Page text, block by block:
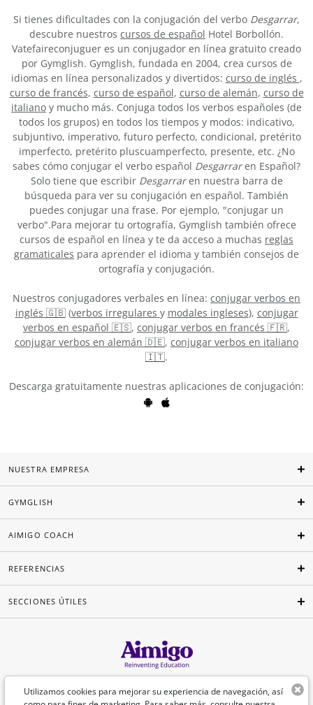
Si tienes dificultades con la conjugación del verbo Desgarrar,
descubre nuestros cursos de español Hotel Borbollón.
Vatefaireconjuguer es un conjugador en línea gratuito creado
por Gymglish. Gymglish, fundada en 2004, crea cursos de
idiomas en línea personalizados y divertidos: curso de inglés ,
curso de francés, curso de español, curso de alemán, curso de
italiano y mucho más. Conjuga todos los verbos españoles (de
todos los grupos) en todos los tiempos y modos: indicativo,
subjuntivo, imperativo, futuro perfecto, condicional, pretérito
imperfecto, pretérito pluscuamperfecto, presente, etc. ¿No
sabes cómo conjugar el verbo español Desgarraren Español?
Solo tiene que escribir Desgarraren nuestra barra de
búsqueda para ver su conjugación en español. También
puedes conjugar una frase. Por ejemplo, "conjugar un
verbo".Para mejorar tu ortografía, Gymglish también ofrece
cursos de español en línea y te da acceso a muchas reglas
gramaticales para aprender el idioma y también consejos de
ortografía y conjugación.
Nuestros conjugadores verbales en línea: conjugar verbos en
inglés 🇬🇧(verbos irregulares y modales ingleses), conjugar
verbos en español 🇪🇸, conjugar verbos en francés 🇫🇷,
conjugar verbos en alemán 🇩🇪, conjugar verbos en italiano
🇮🇹.
Descarga gratuitamente nuestras aplicaciones de conjugación:
Utilizamos cookies para mejorar su experiencia de navegación, así
NUESTRA EMPRESA
GYMGLISH
AIMIGO COACH
REFERENCIAS
SECCIONES ÚTILES
Español